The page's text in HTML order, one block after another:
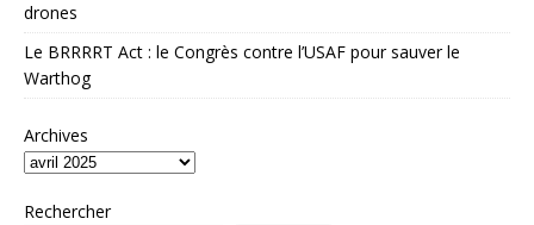
drones
Le BRRRRT Act : le Congrès contre l’USAF pour sauver le
Warthog
Archives
Rechercher